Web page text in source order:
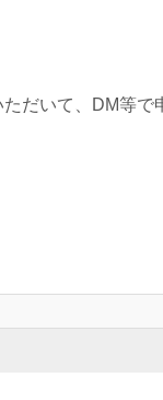
だいて、DM等で